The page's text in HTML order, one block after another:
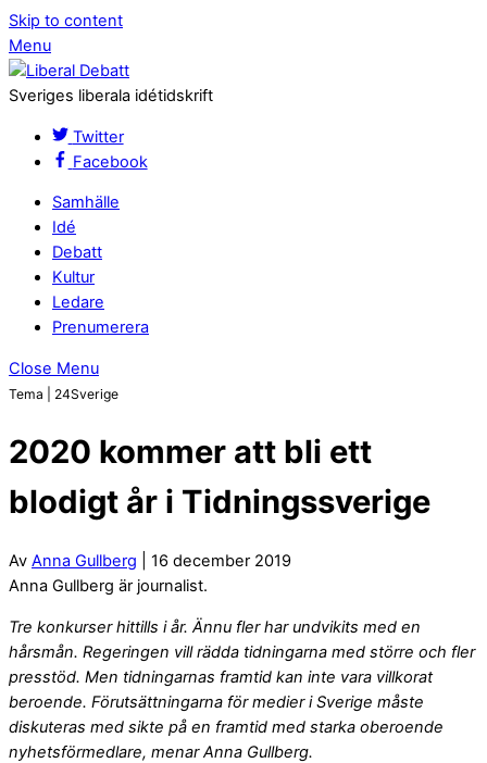
Skip to content
Menu
Sveriges liberala idétidskrift
Twitter
Facebook
Samhälle
Idé
Debatt
Kultur
Ledare
Prenumerera
Close Menu
Tema | 24Sverige
2020 kommer att bli ett
blodigt år i Tidningssverige
Av Anna Gullberg | 16 december 2019
Anna Gullberg är journalist.
Tre konkurser hittills i år. Ännu fler har undvikits med en
hårsmån. Regeringen vill rädda tidningarna med större och fler
presstöd. Men tidningarnas framtid kan inte vara villkorat
beroende. Förutsättningarna för medier i Sverige måste
diskuteras med sikte på en framtid med starka oberoende
nyhetsförmedlare, menar Anna Gullberg.